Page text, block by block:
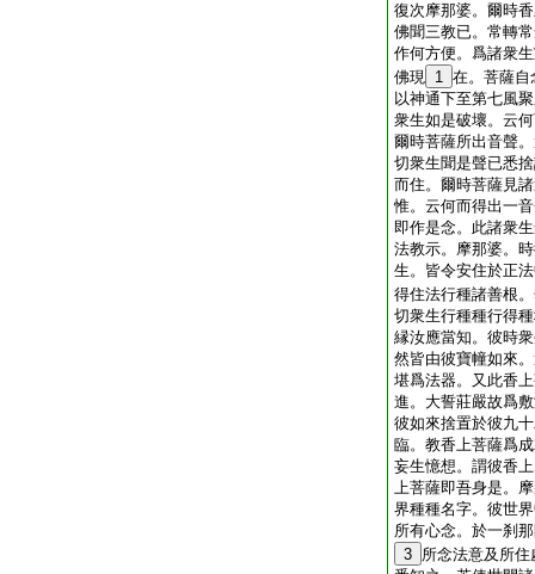
復次摩那婆。爾時
佛聞三教已。常轉
作何方便。爲諸衆
佛現 1 在。菩薩自
以神通下至第七風
衆生如是破壞。云
爾時菩薩所出音聲
切衆生聞是聲已悉
而住。爾時菩薩見
惟。云何而得出一
即作是念。此諸衆
法教示。摩那婆。
生。皆令安住於正
得住法行種諸善根
切衆生行種種行得
縁汝應當知。彼時
然皆由彼寶幢如來
堪爲法器。又此香
進。大誓莊嚴故爲
彼如來捨置於彼九
臨。教香上菩薩爲
妄生憶想。謂彼香
上菩薩即吾身是。
界種種名字。彼世
所有心念。於一刹
3 所念法意及所